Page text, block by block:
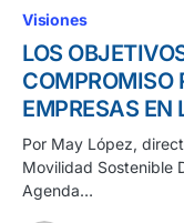
Visiones
LOS
COMPROMISO
EMPRESAS EN
Por May López,
Movilidad Sostenible
Agenda…